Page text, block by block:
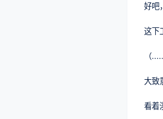
好吧
这下
（
大致
看着